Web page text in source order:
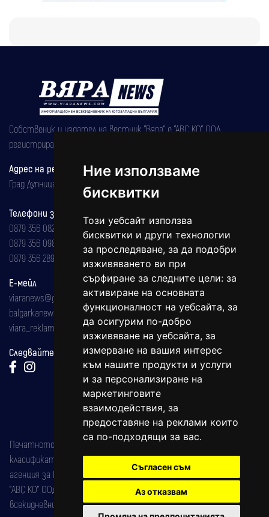
Ние използваме
бисквитки
Този уебсайт използва
бисквитки и други технологии
за проследяване, за да подобри
изживяването ви при
сърфиране за следните цели: за
активиране на основната
функционалност на уебсайта, за
да осигурим по-добро
изживяване на уебсайта, за
измерване на вашия интерес
към нашите продукти и услуги
и за персонализиране на
маркетинговите
взаимодействия, за
предоставяне на реклами които
са по-подходящи за вас.
Съгласен съм
Аз отказвам
Собственик и издател на вестник "Вяра" е "АВС КО" ООД,
регистрирана на 08.05.2002 година.
Адрес на редакцията
Град Дупница, ул.''Христо Ботев" 43
Телефони за реклама и абонаменти
0879 356 082
0879 356 098
0879 356 289
Е-мейл
viaranews@gmail.com
balgarkanews@gmail.com
viara_reklama@mail.bg
Следвайте ни:
Печатното издание на вестника е регистрирано в националния
класификатор на печатните издания (Българска национална
агенция за ISSN) под номер: ISSN 1312-4722.
"АВС КО" ООД е притежател на марката: Вяра информационен
всекидневник на югозападна България, със свидетелство за марка